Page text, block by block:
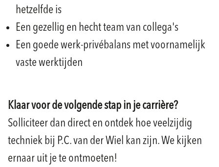
hetzelfde is
Een gezellig en hecht team van collega's
Een goede werk-privébalans met voornamelijk
vaste werktijden
Klaar voor de volgende stap in je carrière?
Solliciteer dan direct en ontdek hoe veelzijdig
techniek bij P.C. van der Wiel kan zijn. We kijken
ernaar uit je te ontmoeten!